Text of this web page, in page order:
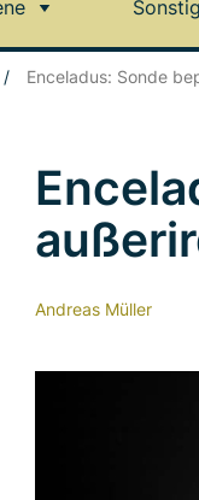
/ Enceladus: Sonde
Andreas Müller